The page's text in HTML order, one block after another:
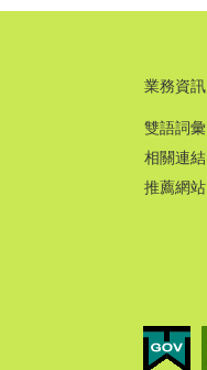
業務資訊
雙語詞彙
相關連結
推薦網站